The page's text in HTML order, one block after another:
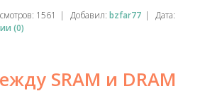
1561 | Добавил: bzfar77 |
Дата:
(0)
SRAM и DRAM